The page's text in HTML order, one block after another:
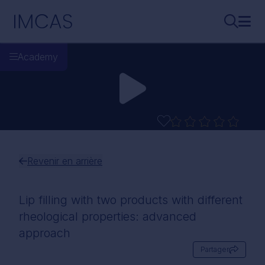
IMCAS
Academy
Revenir en arrière
Lip filling with two products with different
rheological properties: advanced
approach
Partager